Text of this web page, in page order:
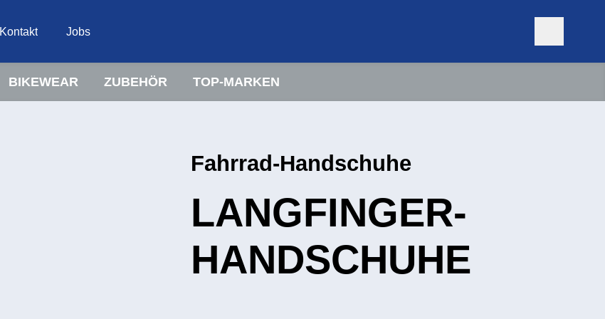
Kontakt Jobs
BIKEWEAR ZUBEHÖR TOP-MARKEN
Fahrrad-Handschuhe
LANGFINGER­
HANDSCHUHE